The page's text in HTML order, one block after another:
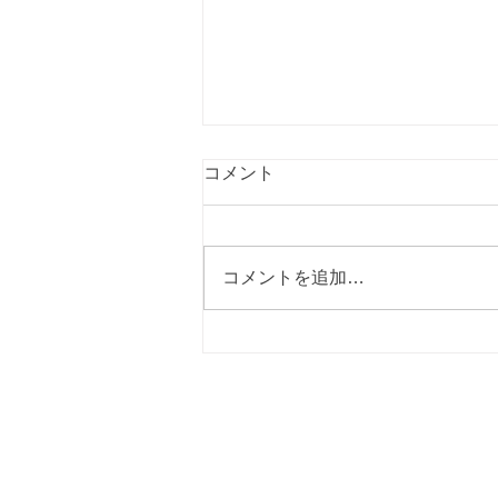
コメント
コメントを追加…